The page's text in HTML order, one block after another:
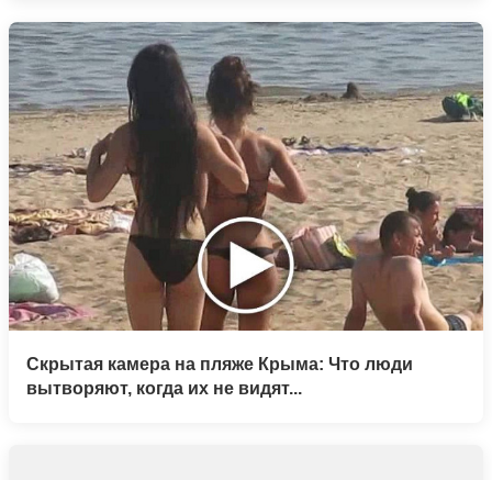
Скрытая камера на пляже Крыма: Что люди
вытворяют, когда их не видят...